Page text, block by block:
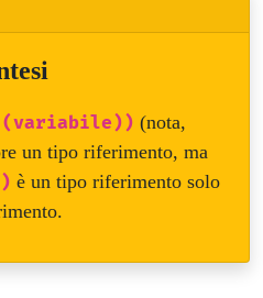
(nota,
un tipo riferimento, ma
è un tipo riferimento solo